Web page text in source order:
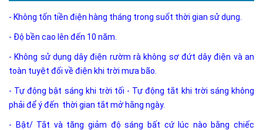
- Không tốn tiền điện hàng tháng trong suốt thời gian sử dụng.
- Độ bền cao lên đến 10 năm.
- Không sử dụng dây điện rườm rà không sợ đứt dây điện và an
toàn tuyệt đối về điện khi trời mưa bão.
- Tự động bật sáng khi trời tối - Tự động tắt khi trời sáng không
phải để ý đến thời gian tắt mở hằng ngày.
- Bật/ Tắt và tăng giảm độ sáng bất cứ lúc nào bằng chiếc